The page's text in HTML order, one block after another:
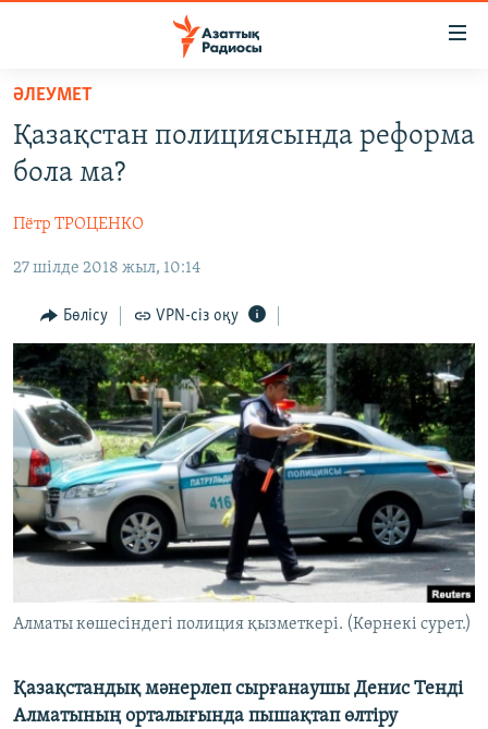
Skip
main
content
to
Navigation
Search
САЯСАТ
ҚАҢТАР ОҚИҒАСЫ
АДАМ ҚҰҚЫҚТАРЫ
ӘЛЕУМЕТ
ӘЛЕМ
АРНАЙЫ ЖОБАЛАР
Русский
ЖАЗЫЛЫҢЫЗ
Басқа тілдерде
ӘЛЕУМЕТ
Қазақстан полициясында реформа
бола ма?
Пётр ТРОЦЕНКО
27 шілде 2018 жыл, 10:14
Бөлісу VPN-сіз оқу
Алматы көшесіндегі полиция қызметкері. (Көрнекі сурет.)
Қазақстандық мәнерлеп сырғанаушы Денис Тенді
Алматының орталығында пышақтап өлтіру